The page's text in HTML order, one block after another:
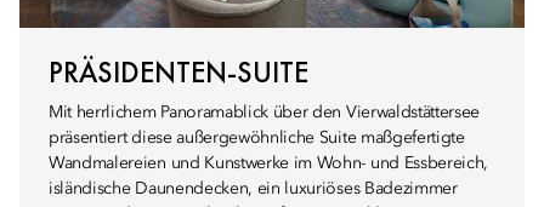
PRÄSIDENTEN-SUITE
Mit herrlichem Panoramablick über den Vierwaldstättersee
präsentiert diese außergewöhnliche Suite maßgefertigte
Wandmalereien und Kunstwerke im Wohn- und Essbereich,
isländische Daunendecken, ein luxuriöses Badezimmer